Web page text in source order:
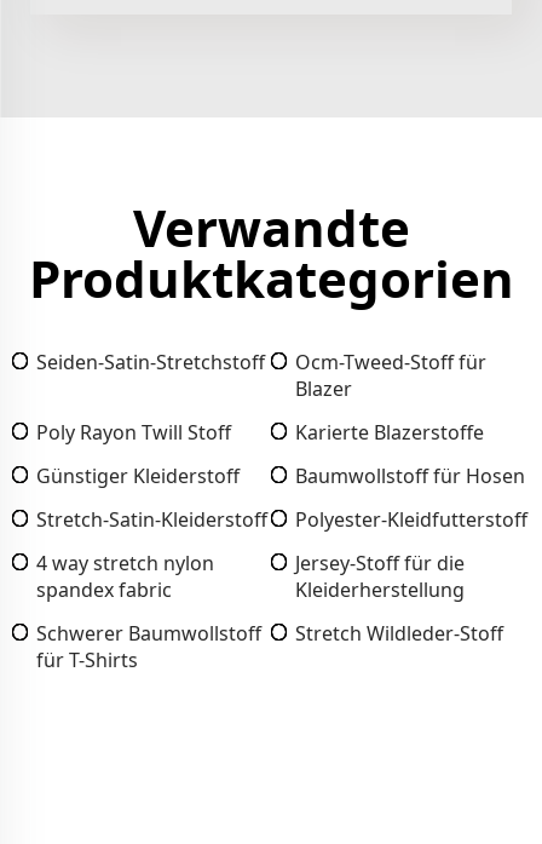
Verwandte
Produktkategorien
Seiden-Satin-Stretchstoff
Ocm-Tweed-Stoff für
Blazer
Poly Rayon Twill Stoff
Karierte Blazerstoffe
Günstiger Kleiderstoff
Baumwollstoff für Hosen
Stretch-Satin-Kleiderstoff
Polyester-Kleidfutterstoff
4 way stretch nylon
spandex fabric
Jersey-Stoff für die
Kleiderherstellung
Schwerer Baumwollstoff
für T-Shirts
Stretch Wildleder-Stoff